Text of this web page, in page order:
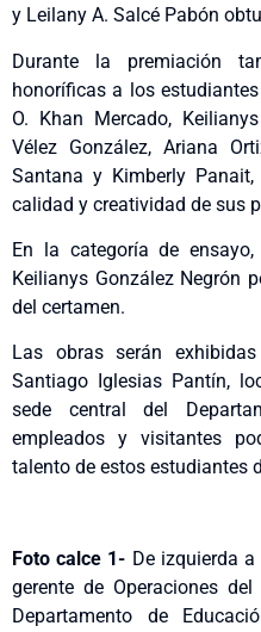
y Leilany A. Salcé Pabón
Durante la premiación
honoríficas a los
O. Khan Mercado,
Vélez González, Ariana
Santana y Kimberly
calidad y creatividad de sus
En la categoría de
Keilianys González Negrón
del certamen.
Las obras serán
Santiago Iglesias Pantín,
sede central del
empleados y visitantes
talento de estos estudiantes
Foto calce 1- De izquierda
gerente de Operaciones
Departamento de